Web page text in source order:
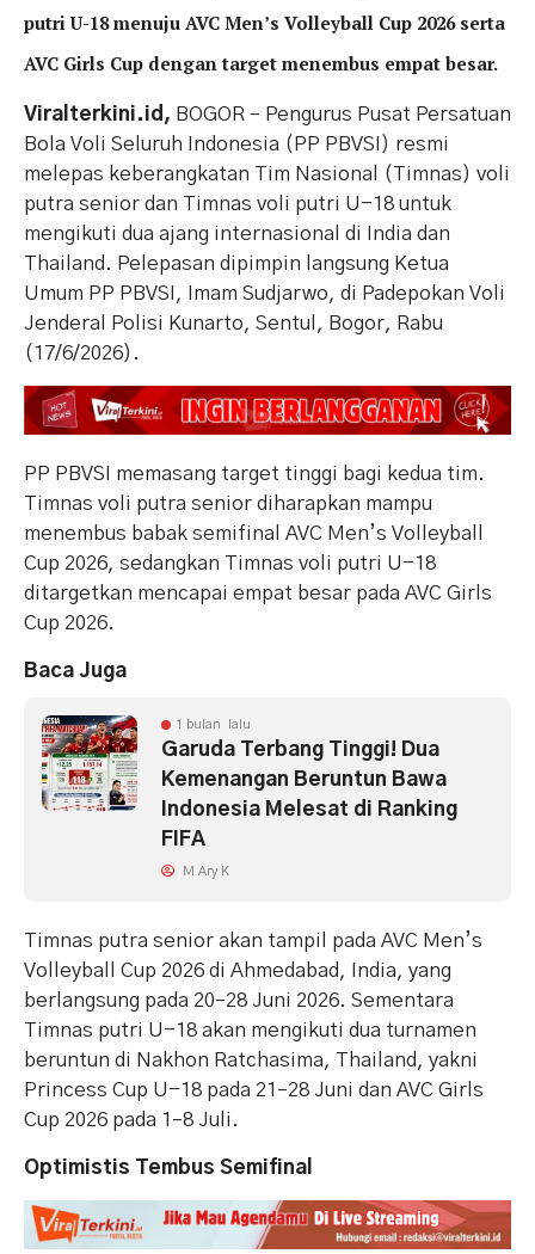
putri U-18 menuju AVC Men’s Volleyball Cup 2026 serta
AVC Girls Cup dengan target menembus empat besar.
Viralterkini.id, BOGOR – Pengurus Pusat Persatuan
Bola Voli Seluruh Indonesia (PP PBVSI) resmi
melepas keberangkatan Tim Nasional (Timnas) voli
putra senior dan Timnas voli putri U-18 untuk
mengikuti dua ajang internasional di India dan
Thailand. Pelepasan dipimpin langsung Ketua
Umum PP PBVSI, Imam Sudjarwo, di Padepokan Voli
Jenderal Polisi Kunarto, Sentul, Bogor, Rabu
(17/6/2026).
PP PBVSI memasang target tinggi bagi kedua tim.
Timnas voli putra senior diharapkan mampu
menembus babak semifinal AVC Men’s Volleyball
Cup 2026, sedangkan Timnas voli putri U-18
ditargetkan mencapai empat besar pada AVC Girls
Cup 2026.
Baca Juga
1 bulan lalu
Garuda Terbang Tinggi! Dua
Kemenangan Beruntun Bawa
Indonesia Melesat di Ranking
FIFA
M Ary K
Timnas putra senior akan tampil pada AVC Men’s
Volleyball Cup 2026 di Ahmedabad, India, yang
berlangsung pada 20–28 Juni 2026. Sementara
Timnas putri U-18 akan mengikuti dua turnamen
beruntun di Nakhon Ratchasima, Thailand, yakni
Princess Cup U-18 pada 21–28 Juni dan AVC Girls
Cup 2026 pada 1–8 Juli.
Optimistis Tembus Semifinal